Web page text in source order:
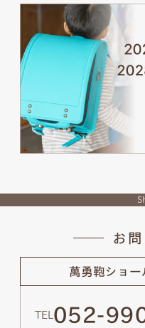
お
萬勇鞄ショー
TEL 052-